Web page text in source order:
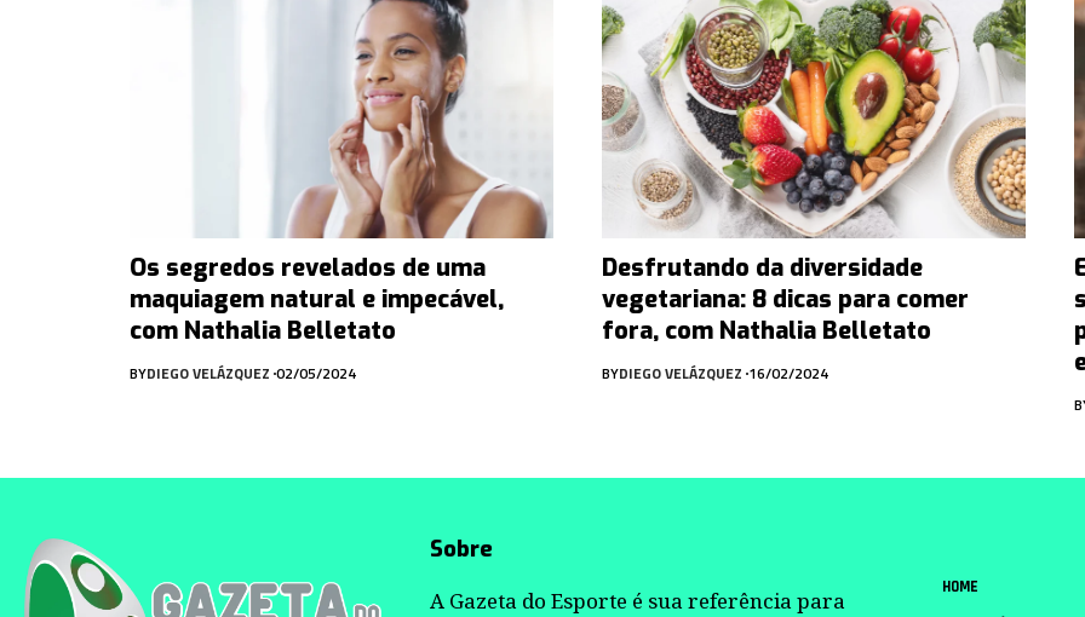
Os segredos revelados de uma
maquiagem natural e impecável,
com Nathalia Belletato
BYDIEGO VELÁZQUEZ 02/05/2024
Desfrutando da diversidade
vegetariana: 8 dicas para comer
fora, com Nathalia Belletato
BYDIEGO VELÁZQUEZ 16/02/2024
Sobre
A Gazeta do Esporte é sua referência para
HOME